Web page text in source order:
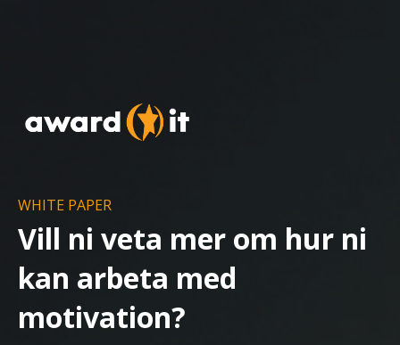
WHITE PAPER
Vill ni veta mer om hur ni
kan arbeta med
motivation?